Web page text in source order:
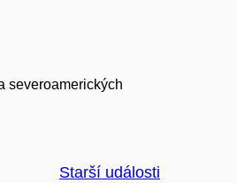
severoamerických
Starší události